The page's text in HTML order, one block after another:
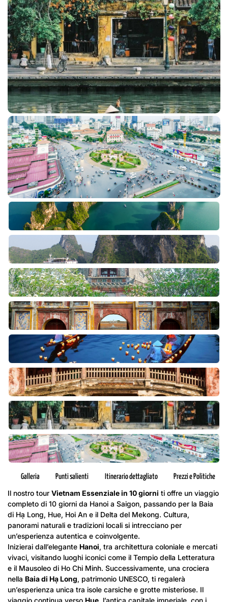
Galleria Punti salienti Itinerario dettagliato Prezzi e Politiche
Il nostro tour Vietnam Essenziale in 10 giorni ti offre un viaggio
completo di 10 giorni da Hanoi a Saigon, passando per la Baia
di Hạ Long, Hue, Hoi An e il Delta del Mekong. Cultura,
panorami naturali e tradizioni locali si intrecciano per
un’esperienza autentica e coinvolgente.
Inizierai dall’elegante Hanoi, tra architettura coloniale e mercati
vivaci, visitando luoghi iconici come il Tempio della Letteratura
e il Mausoleo di Ho Chi Minh. Successivamente, una crociera
nella Baia di Hạ Long, patrimonio UNESCO, ti regalerà
un’esperienza unica tra isole carsiche e grotte misteriose. Il